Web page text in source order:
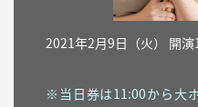
2021年2月9日（火） 開演
※当日券は11:00から大